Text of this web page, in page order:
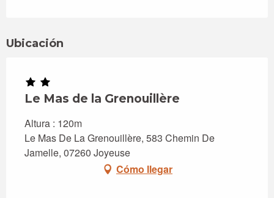
Ubicación
Le Mas de la Grenouillère
Altura : 120m
Le Mas De La Grenouillère, 583 Chemin De
Jamelle, 07260 Joyeuse
Cómo llegar